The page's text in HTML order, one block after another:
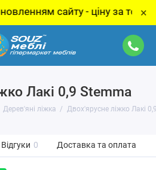
сайту - ціну за товар ×
Лакі 0,9 Stemma
Дерев'яні ліжка Двох'ярусне ліжко Лакі
Відгуки 0 Доставка та оплата